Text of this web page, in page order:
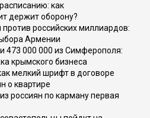
как
держит оборону?
российских миллиардов:
Армении
473 000 000 из Симферополя:
крымского бизнеса
мелкий шрифт в договоре
о квартире
россиян по карману первая